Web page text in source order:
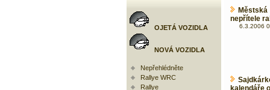
OJETÁ VOZIDLA
NOVÁ VOZIDLA
Nepřehlédněte
Rallye WRC
Rallye
nepřítele
6.3.2006
kalendáře